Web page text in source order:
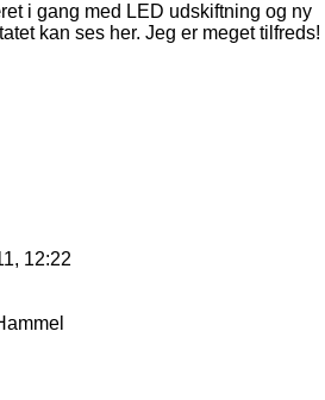
i gang med LED udskiftning og ny
kan ses her. Jeg er meget tilfreds!
12:22